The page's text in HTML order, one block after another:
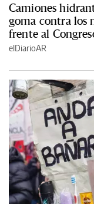
Camiones
goma contra los
frente al
elDiarioAR